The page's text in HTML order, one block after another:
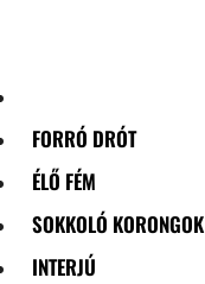
FORRÓ DRÓT
ÉLŐ FÉM
SOKKOLÓ KORONGOK
INTERJÚ